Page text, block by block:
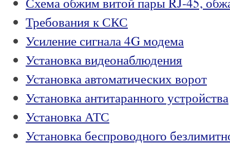
Требования к СКС
Усиление сигнала 4G модема
Установка видеонаблюдения
Установка автоматических ворот
Установка антитаранного устройства
Установка АТС
Установка беспроводного